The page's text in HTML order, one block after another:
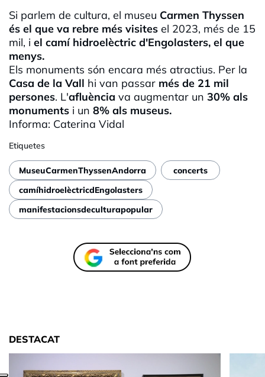
Si parlem de cultura, el museu Carmen Thyssen
és el que va rebre més visites el 2023, més de 15
mil, i el camí hidroelèctric d'Engolasters, el que
menys.
Els monuments són encara més atractius. Per la
Casa de la Vall hi van passar més de 21 mil
persones. L'afluència va augmentar un 30% als
monuments i un 8% als museus.
Informa: Caterina Vidal
Etiquetes
MuseuCarmenThyssenAndorra
concerts
camíhidroelèctricdEngolasters
manifestacionsdeculturapopular
DESTACAT